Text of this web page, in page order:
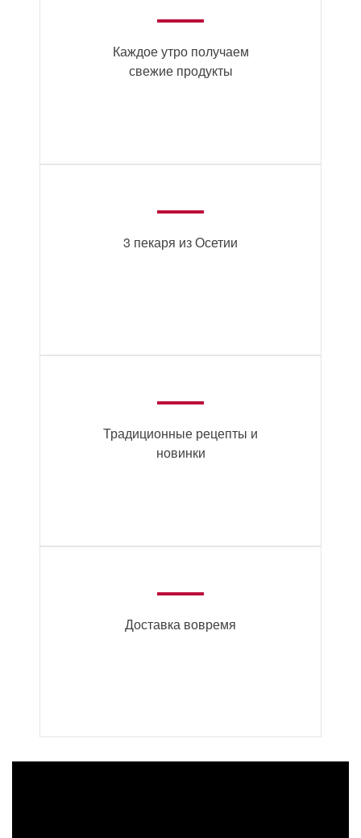
Каждое утро получаем
свежие продукты
3 пекаря из Осетии
Традиционные рецепты и
новинки
Доставка вовремя